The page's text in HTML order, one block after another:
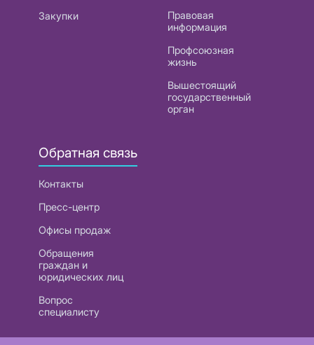
Закупки
Правовая
информация
Профсоюзная
жизнь
Вышестоящий
государственный
орган
Обратная связь
Контакты
Пресс-центр
Офисы продаж
Обращения
граждан и
юридических лиц
Вопрос
специалисту